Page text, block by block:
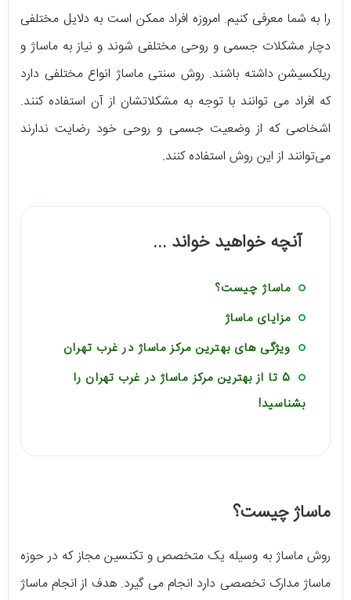
را به شما معرفی کنیم. امروزه افراد ممکن است به دلایل مختلفی
دچار مشکلات جسمی و روحی مختلفی شوند و نیاز به ماساژ و
ریلکسیشن داشته باشند. روش سنتی ماساژ انواع مختلفی دارد
که افراد می توانند با توجه به مشکلاتشان از آن استفاده کنند.
اشخاصی که از وضعیت جسمی و روحی خود رضایت ندارند
می‌توانند از این روش استفاده‌ کنند.
آنچه خواهید خواند ...
ماساژ چیست؟
مزایای ماساژ
ویژگی های بهترین مرکز ماساژ در غرب تهران
5 تا از بهترین مرکز ماساژ در غرب تهران را
بشناسید!
ماساژ چیست؟
روش ماساژ به وسیله یک متخصص و تکنسین مجاز که در حوزه
ماساژ مدارک تخصصی دارد انجام می گیرد. هدف از انجام ماساژ